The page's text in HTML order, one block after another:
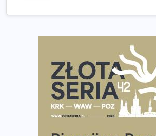
wybiera wyzwanie trzech
Praska 5k Run gospodarzem Mistrzostw
Największy Bieg Powstania
Ponad 12 tysięcy uczestników pobiegło
Tętno vs tempo – czym kierować się w
Co ma dużo białka? Produkty, które